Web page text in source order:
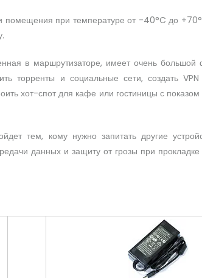
помещения при температуре от -40°C до
в маршрутизаторе, имеет очень большой
торренты и социальные сети, создать
хот-спот для кафе или гостиницы с
тем, кому нужно запитать другие
данных и защиту от грозы при прокладке